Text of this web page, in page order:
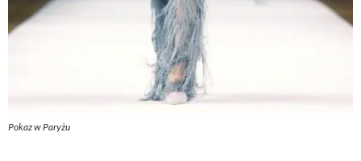
Pokaz w Paryżu